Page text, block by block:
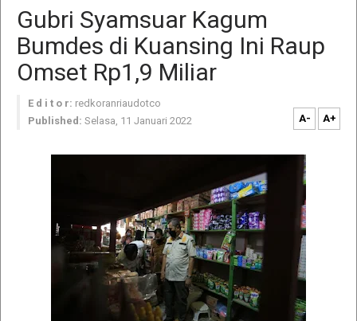
Gubri Syamsuar Kagum
Bumdes di Kuansing Ini Raup
Omset Rp1,9 Miliar
E d i t o r: redkoranriaudotco
Published: Selasa, 11 Januari 2022 A- A+